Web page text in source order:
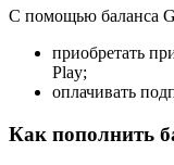
С помощью баланса
приобретать
Play;
оплачивать
Как пополнить